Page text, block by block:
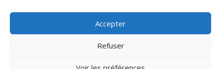
Accepter
Refuser
© M Development 2026– Mentions légales